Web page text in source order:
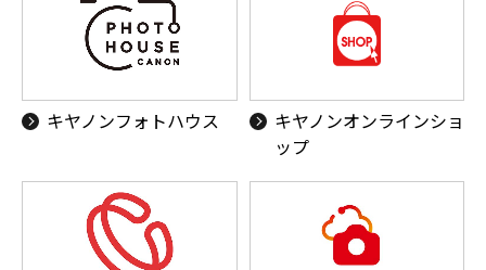
キヤノンフォトハウス
キヤノンオンラインショ
ップ